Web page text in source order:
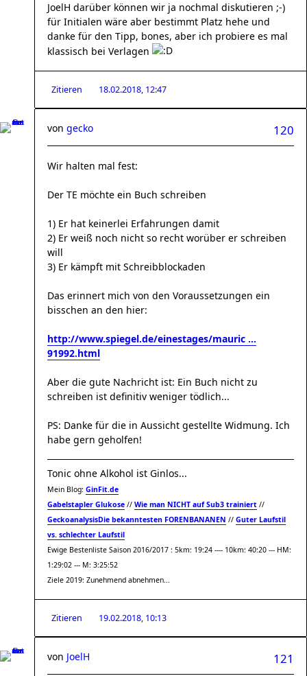
JoelH darüber können wir ja nochmal diskutieren ;-)
für Initialen wäre aber bestimmt Platz hehe und
danke für den Tipp, bones, aber ich probiere es mal
klassisch bei Verlagen
Zitieren 18.02.2018, 12:47
120
von gecko
Wir halten mal fest:
Der TE möchte ein Buch schreiben
1) Er hat keinerlei Erfahrungen damit
2) Er weiß noch nicht so recht worüber er schreiben
will
3) Er kämpft mit Schreibblockaden
Das erinnert mich von den Voraussetzungen ein
bisschen an den hier:
http://www.spiegel.de/einestages/mauric ...
91992.html
Aber die gute Nachricht ist: Ein Buch nicht zu
schreiben ist definitiv weniger tödlich...
PS: Danke für die in Aussicht gestellte Widmung. Ich
habe gern geholfen!
Tonic ohne Alkohol ist Ginlos...
Mein Blog: GinFit.de
Gabelstapler Glukose // Wie man NICHT auf Sub3 trainiert //
GeckoanalysisDie bekanntesten FORENBANANEN // Guter Laufstil
vs. schlechter Laufstil
Ewige Bestenliste Saison 2016/2017 : 5km: 19:24 ---- 10km: 40:20 --- HM:
1:29:02 --- M: 3:25:52
Ziele 2019: Zunehmend abnehmen...
Zitieren 19.02.2018, 10:13
121
von JoelH